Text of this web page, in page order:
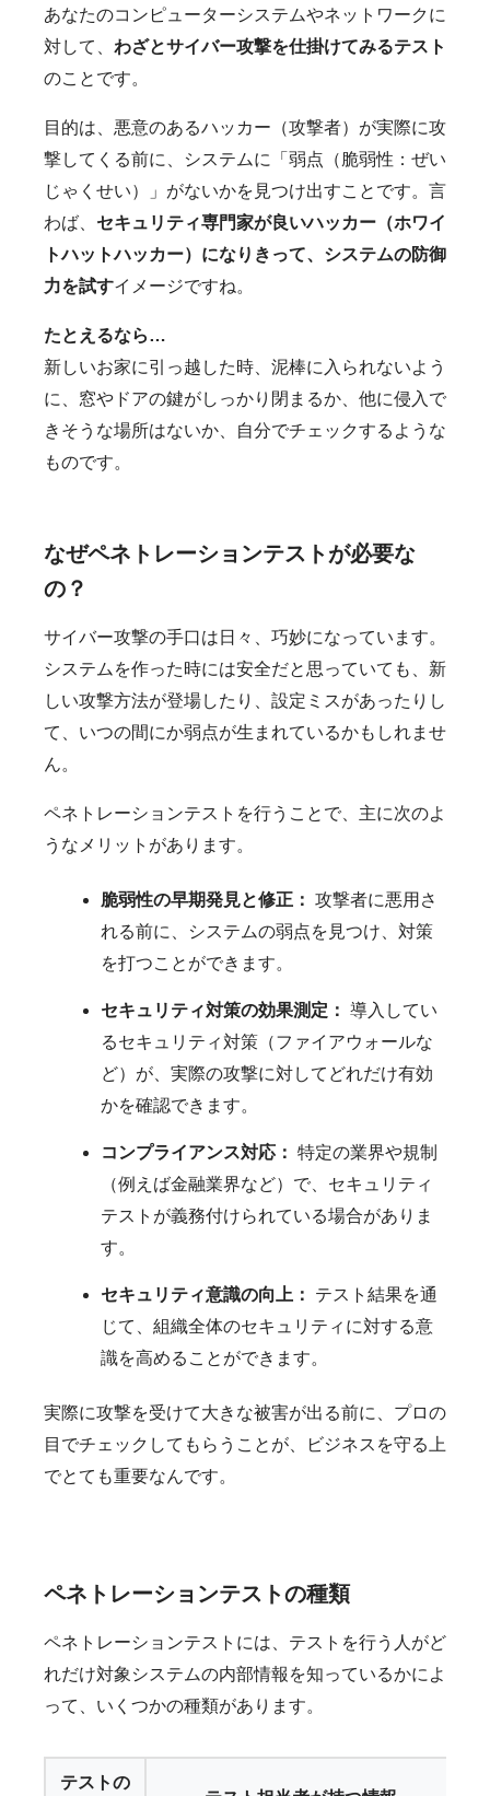
あなたのコンピューターシステムやネットワークに
対して、 わざとサイバー攻撃を仕掛けてみるテスト
のことです。
目的は、悪意のあるハッカー（攻撃者）が実際に攻
撃してくる前に、システムに「弱点（脆弱性：ぜい
じゃくせい）」がないかを見つけ出すことです。言
わば、 セキュリティ専門家が良いハッカー（ホワイ
トハットハッカー）になりきって、システムの防御
力を試すイメージですね。
たとえるなら…
新しいお家に引っ越した時、泥棒に入られないよう
に、窓やドアの鍵がしっかり閉まるか、他に侵入で
きそうな場所はないか、自分でチェックするような
ものです。
なぜペネトレーションテストが必要な
の？
サイバー攻撃の手口は日々、巧妙になっています。
システムを作った時には安全だと思っていても、新
しい攻撃方法が登場したり、設定ミスがあったりし
て、いつの間にか弱点が生まれているかもしれませ
ん。
ペネトレーションテストを行うことで、主に次のよ
うなメリットがあります。
脆弱性の早期発見と修正： 攻撃者に悪用さ
れる前に、システムの弱点を見つけ、対策
を打つことができます。
セキュリティ対策の効果測定： 導入してい
るセキュリティ対策（ファイアウォールな
ど）が、実際の攻撃に対してどれだけ有効
かを確認できます。
コンプライアンス対応： 特定の業界や規制
（例えば金融業界など）で、セキュリティ
テストが義務付けられている場合がありま
す。
セキュリティ意識の向上：
テスト結果を通
じて、組織全体のセキュリティに対する意
識を高めることができます。
実際に攻撃を受けて大きな被害が出る前に、プロの
目でチェックしてもらうことが、ビジネスを守る上
でとても重要なんです。
ペネトレーションテストの種類
ペネトレーションテストには、テストを行う人がど
れだけ対象システムの内部情報を知っているかによ
って、いくつかの種類があります。
テストの